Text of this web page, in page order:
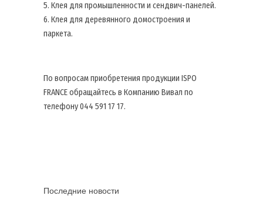
5. Клея для промышленности и сендвич-панелей.
6. Клея для деревянного домостроения и
паркета.
По вопросам приобретения продукции ISPO
FRANCE обращайтесь в Компанию Вивал по
телефону 044 591 17 17.
Последние новости